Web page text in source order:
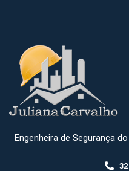
Engenheira de Segurança